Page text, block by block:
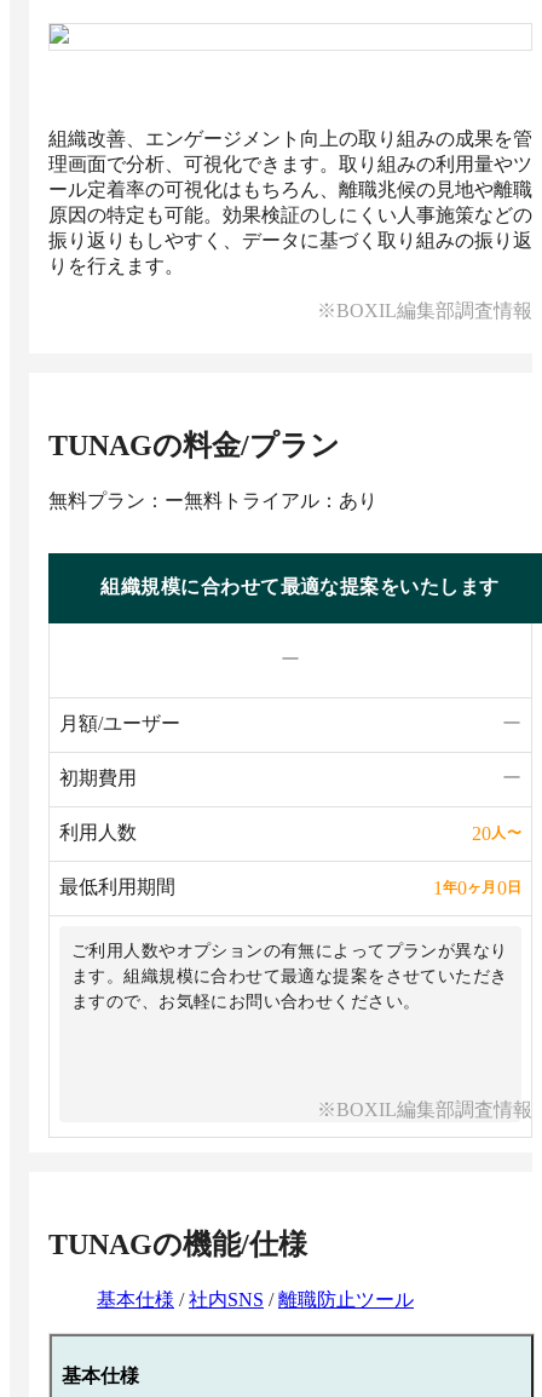
組織改善、エンゲージメント向上の取り組みの成果を管
理画面で分析、可視化できます。取り組みの利用量やツ
ール定着率の可視化はもちろん、離職兆候の見地や離職
原因の特定も可能。効果検証のしにくい人事施策などの
振り返りもしやすく、データに基づく取り組みの振り返
りを行えます。
※BOXIL編集部調査情報
TUNAGの料金/プラン
無料プラン：ー無料トライアル：あり
組織規模に合わせて最適な提案をいたします
ー
月額/ユーザー ー
初期費用 ー
利用人数 20人〜
最低利用期間 1 年0ヶ月 0日
ご利用人数やオプションの有無によってプランが異なり
ます。組織規模に合わせて最適な提案をさせていただき
ますので、お気軽にお問い合わせください。
※BOXIL編集部調査情報
TUNAGの機能/仕様
基本仕様 /社内SNS /離職防止ツール
基本仕様